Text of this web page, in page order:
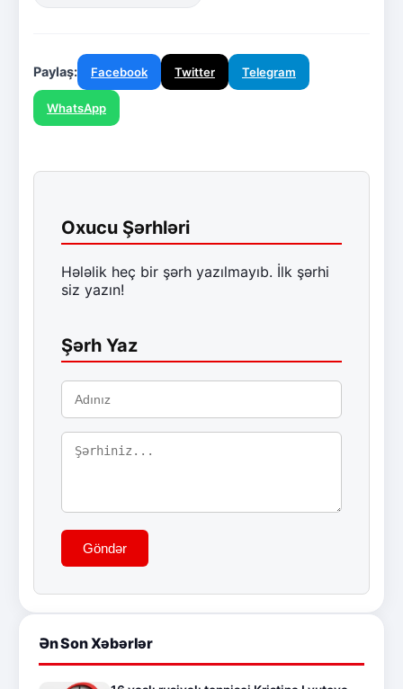
Paylaş: Facebook Twitter Telegram
WhatsApp
Oxucu Şərhləri
Hələlik heç bir şərh yazılmayıb. İlk şərhi
siz yazın!
Şərh Yaz
Göndər
Ən Son Xəbərlər